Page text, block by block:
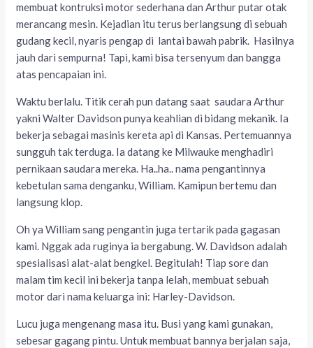
membuat kontruksi motor sederhana dan Arthur putar otak
merancang mesin. Kejadian itu terus berlangsung di sebuah
gudang kecil, nyaris pengap di lantai bawah pabrik. Hasilnya
jauh dari sempurna! Tapi, kami bisa tersenyum dan bangga
atas pencapaian ini.
Waktu berlalu. Titik cerah pun datang saat saudara Arthur
yakni Walter Davidson punya keahlian di bidang mekanik. Ia
bekerja sebagai masinis kereta api di Kansas. Pertemuannya
sungguh tak terduga. Ia datang ke Milwauke menghadiri
pernikaan saudara mereka. Ha..ha.. nama pengantinnya
kebetulan sama denganku, William. Kamipun bertemu dan
langsung klop.
Oh ya William sang pengantin juga tertarik pada gagasan
kami. Nggak ada ruginya ia bergabung. W. Davidson adalah
spesialisasi alat-alat bengkel. Begitulah! Tiap sore dan
malam tim kecil ini bekerja tanpa lelah, membuat sebuah
motor dari nama keluarga ini: Harley-Davidson.
Lucu juga mengenang masa itu. Busi yang kami gunakan,
sebesar gagang pintu. Untuk membuat bannya berjalan saja,